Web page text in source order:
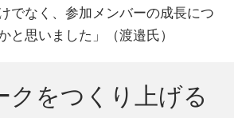
でなく、参加メンバーの成長につ
と思いました」（渡邉氏）
クをつくり上げる